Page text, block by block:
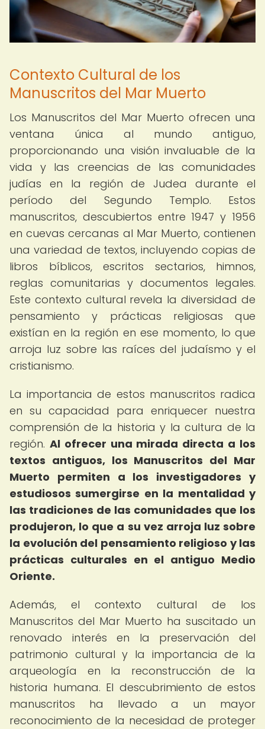
Contexto Cultural de los
Manuscritos del Mar Muerto
Los Manuscritos del Mar Muerto ofrecen una
ventana única al mundo antiguo,
proporcionando una visión invaluable de la
vida y las creencias de las comunidades
judías en la región de Judea durante el
período del Segundo Templo. Estos
manuscritos, descubiertos entre 1947 y 1956
en cuevas cercanas al Mar Muerto, contienen
una variedad de textos, incluyendo copias de
libros bíblicos, escritos sectarios, himnos,
reglas comunitarias y documentos legales.
Este contexto cultural revela la diversidad de
pensamiento y prácticas religiosas que
existían en la región en ese momento, lo que
arroja luz sobre las raíces del judaísmo y el
cristianismo.
La importancia de estos manuscritos radica
en su capacidad para enriquecer nuestra
comprensión de la historia y la cultura de la
región. Al ofrecer una mirada directa a los
textos antiguos, los Manuscritos del Mar
Muerto permiten a los investigadores y
estudiosos sumergirse en la mentalidad y
las tradiciones de las comunidades que los
produjeron, lo que a su vez arroja luz sobre
la evolución del pensamiento religioso y las
prácticas culturales en el antiguo Medio
Oriente.
Además, el contexto cultural de los
Manuscritos del Mar Muerto ha suscitado un
renovado interés en la preservación del
patrimonio cultural y la importancia de la
arqueología en la reconstrucción de la
historia humana. El descubrimiento de estos
manuscritos ha llevado a un mayor
reconocimiento de la necesidad de proteger